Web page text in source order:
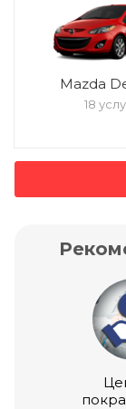
Mazda
18